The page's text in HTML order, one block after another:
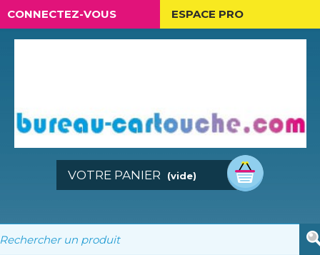
CONNECTEZ-VOUS ESPACE PRO
VOTRE PANIER (vide)